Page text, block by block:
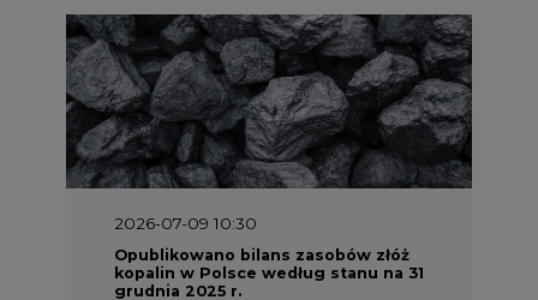
2026-07-09 10:30
Opublikowano bilans zasobów złóż
kopalin w Polsce według stanu na 31
grudnia 2025 r.